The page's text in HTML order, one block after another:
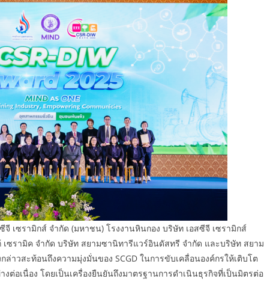
เซรามิกส์ จำกัด (มหาชน) โรงงานหินกอง บริษัท เอสซีจี เซรามิกส์
ซรามิค จำกัด บริษัท สยามซานิทารีแวร์อินดัสทรี จำกัด และบริษัท สยาม
าวสะท้อนถึงความมุ่งมั่นของ SCGD ในการขับเคลื่อนองค์กรให้เติบโต
ต่อเนื่อง โดยเป็นเครื่องยืนยันถึงมาตรฐานการดำเนินธุรกิจที่เป็นมิตรต่อ